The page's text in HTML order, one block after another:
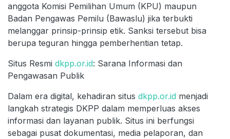
anggota Komisi Pemilihan Umum (KPU) maupun
Badan Pengawas Pemilu (Bawaslu) jika terbukti
melanggar prinsip-prinsip etik. Sanksi tersebut bisa
berupa teguran hingga pemberhentian tetap.
Situs Resmi dkpp.or.id: Sarana Informasi dan
Pengawasan Publik
Dalam era digital, kehadiran situs dkpp.or.id menjadi
langkah strategis DKPP dalam memperluas akses
informasi dan layanan publik. Situs ini berfungsi
sebagai pusat dokumentasi, media pelaporan, dan